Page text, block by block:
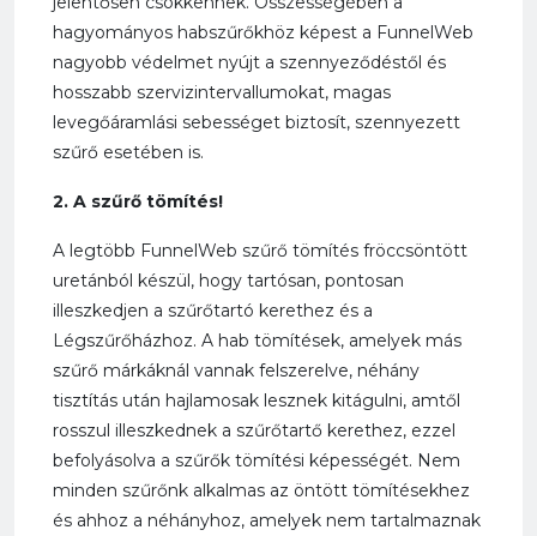
hagyományos habszűrőkhöz képest a FunnelWeb
nagyobb védelmet nyújt a szennyeződéstől és
hosszabb szervizintervallumokat, magas
levegőáramlási sebességet biztosít, szennyezett
szűrő esetében is.
2. A szűrő tömítés!
A legtöbb FunnelWeb szűrő tömítés fröccsöntött
uretánból készül, hogy tartósan, pontosan
illeszkedjen a szűrőtartó kerethez és a
Légszűrőházhoz. A hab tömítések, amelyek más
szűrő márkáknál vannak felszerelve, néhány
tisztítás után hajlamosak lesznek kitágulni, amtől
rosszul illeszkednek a szűrőtartő kerethez, ezzel
befolyásolva a szűrők tömítési képességét. Nem
minden szűrőnk alkalmas az öntött tömítésekhez
és ahhoz a néhányhoz, amelyek nem tartalmaznak